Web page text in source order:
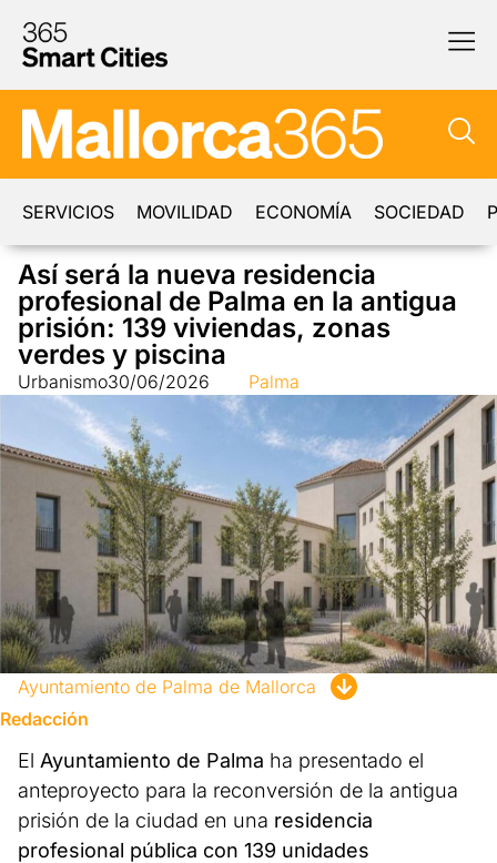
SERVICIOS MOVILIDAD ECONOMÍA SOCIEDAD
Así será la nueva residencia
profesional de Palma en la antigua
prisión: 139 viviendas, zonas
verdes y piscina
Urbanismo30/06/2026 Palma
Ayuntamiento de Palma de Mallorca
Redacción
El Ayuntamiento de Palma ha presentado el
anteproyecto para la reconversión de la antigua
prisión de la ciudad en una residencia
profesional pública con 139 unidades